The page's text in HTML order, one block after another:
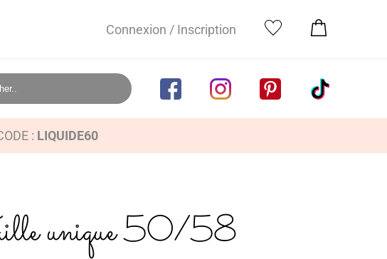
Connexion / Inscription
: LIQUIDE60
unique 50/58